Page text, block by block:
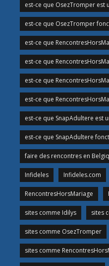
est-ce que OsezTromper est
est-ce que OsezTromper
est-ce que
est-ce que
est-ce que
est-ce que
est-ce que SnapAdultere est
est-ce que SnapAdultere
faire des rencontres en
Infideles Infideles.com
RencontresHorsMariage
sites comme Idilys sites
sites comme OsezTromper
sites comme